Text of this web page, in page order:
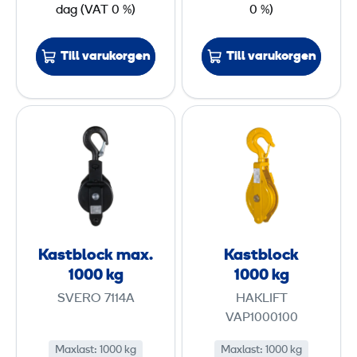
dag (VAT 0 %)
Till varukorgen
0 %)
Till varukorgen
a
s
t
b
l
c
x
Kastblock max.
1000 kg
SVERO 7114A
Maxlast: 1000 kg
a
s
t
l
o
c
1
0
Kastblock
1000 kg
HAKLIFT
VAP1000100
Maxlast: 1000 kg